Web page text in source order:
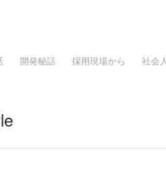
開発秘話 採用現場から 社会